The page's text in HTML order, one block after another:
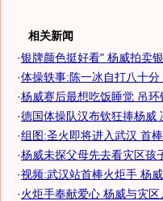
相关新闻
·银牌颜色挺好看" 杨威拍卖
·体操轶事:陈一冰自打八十
·杨威赛后最想吃饭睡觉 吊环
·德国体操队汉布钦狂捧杨威
·组图:圣火即将进入武汉 首
·杨威未探父母先去看灾区孩
·视频:武汉站首棒火炬手 杨
·火炬手奉献爱心 杨威与灾